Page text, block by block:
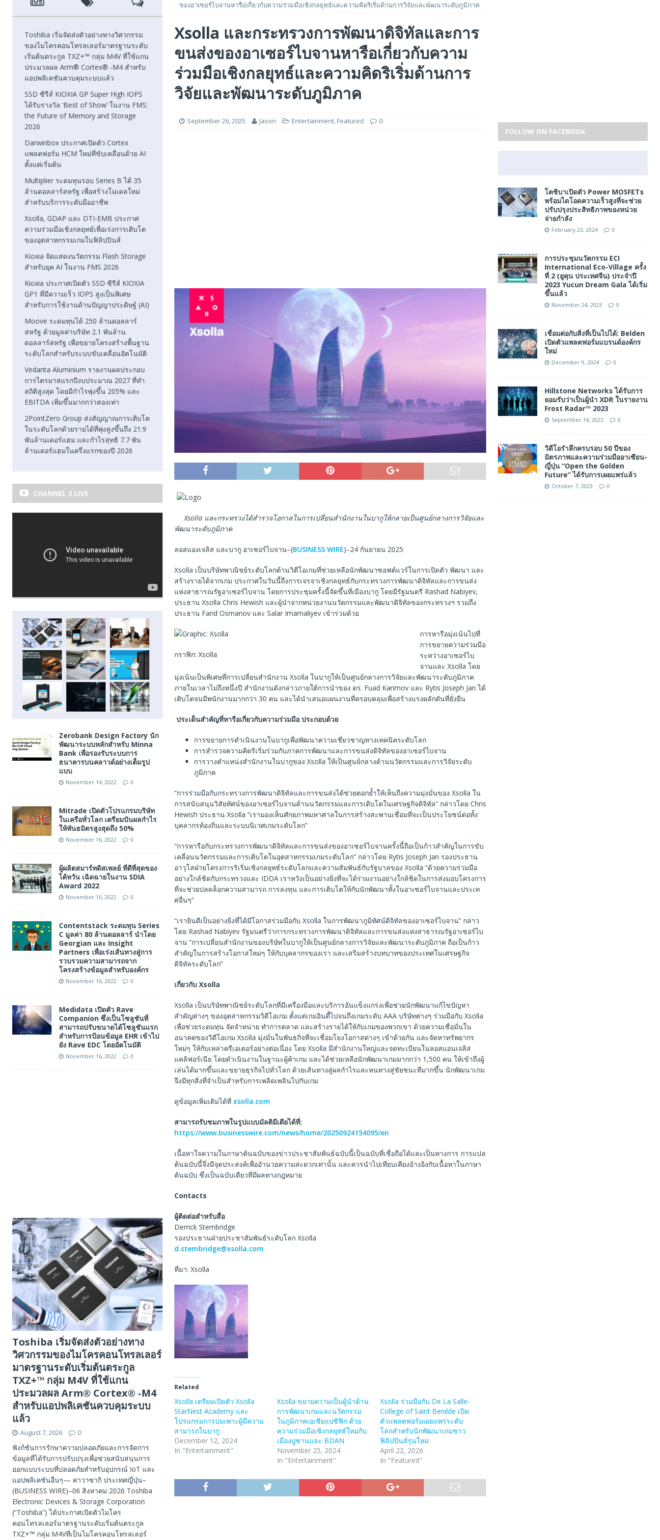
2026
FEATURED
[ August 6, 2026 ] Darwinbox ประกาศเปิดตัว Cortex แพลตฟอร์ม HCM ใหม่ที่ขับเคลื่อนด้วย AI ตั้งแต่เริ่มต้น
FEATURED
[ August 6, 2026 ] Multiplier ระดมทุนรอบ Series B ได้ 35 ล้านดอลลาร์สหรัฐ เพื่อสร้างโมเดลใหม่สำหรับบริการระดับมืออาชีพ
FEATURED
[ August 6, 2026 ]
Xsolla, GDAP และ DTI-EMB ประกาศความร่วมมือเชิงกลยุทธ์เพื่อเร่งการเติบโตของอุตสาหกรรมเกมในฟิลิปปินส์
FEATURED
ของอาเซอร์ไบจานหารือเกี่ยวกับความร่วมมือเชิงกลยุทธ์และความคิดริเริ่มด้านการวิจัยและพัฒนาระดับภูมิภาค
Xsolla และกระทรวงการพัฒนาดิจิทัลและการ
ขนส่งของอาเซอร์ไบจานหารือเกี่ยวกับความ
ร่วมมือเชิงกลยุทธ์และความคิดริเริ่มด้านการ
วิจัยและพัฒนาระดับภูมิภาค
September 26, 2025 Jason Entertainment, Featured 0
Xsolla และกระทรวงได้สำรวจโอกาสในการเปลี่ยนสำนักงานในบากูให้กลายเป็นศูนย์กลางการวิจัยและ
พัฒนาระดับภูมิภาค
ลอสแองเจลิส และบากู อาเซอร์ไบจาน–(BUSINESS WIRE)–24 กันยายน 2025
Xsolla เป็นบริษัทพาณิชย์ระดับโลกด้านวิดีโอเกมที่ช่วยเหลือนักพัฒนาซอฟต์แวร์ในการเปิดตัว พัฒนา และ
สร้างรายได้จากเกม ประกาศในวันนี้ถึงการเจรจาเชิงกลยุทธ์กับกระทรวงการพัฒนาดิจิทัลและการขนส่ง
แห่งสาธารณรัฐอาเซอร์ไบจาน โดยการประชุมครั้งนี้จัดขึ้นที่เมืองบากู โดยมีรัฐมนตรี Rashad Nabiyev,
ประธาน Xsolla Chris Hewish และผู้นำจากหน่วยงานนวัตกรรมและพัฒนาดิจิทัลของกระทรวงฯ รวมถึง
ประธาน Farid Osmanov และ Salar Imamaliyev เข้าร่วมด้วย
กราฟิก: Xsolla
การหารือมุ่งเน้นไปที่
การขยายความร่วมมือ
ระหว่างอาเซอร์ไบ
จานและ Xsolla โดย
มุ่งเน้นเป็นพิเศษที่การเปลี่ยนสำนักงาน Xsolla ในบากูให้เป็นศูนย์กลางการวิจัยและพัฒนาระดับภูมิภาค
ภายในเวลาไม่ถึงหนึ่งปี สำนักงานดังกล่าวภายใต้การนำของ ดร. Fuad Karimov และ Rytis Joseph Jan ได้
เติบโตจนมีพนักงานมากกว่า 30 คน และได้นำเสนอแผนงานที่ครอบคลุมเพื่อสร้างแรงผลักดันที่ยั่งยืน
ประเด็นสำคัญที่หารือเกี่ยวกับความร่วมมือ ประกอบด้วย
การขยายการดำเนินงานในบากูเพื่อพัฒนาความเชี่ยวชาญทางเทคนิคระดับโลก
การสำรวจความคิดริเริ่มร่วมกับภาคการพัฒนาและการขนส่งดิจิทัลของอาเซอร์ไบจาน
การวางตำแหน่งสำนักงานในบากูของ Xsolla ให้เป็นศูนย์กลางด้านนวัตกรรมและการวิจัยระดับ
ภูมิภาค
“การร่วมมือกับกระทรวงการพัฒนาดิจิทัลและการขนส่งได้ช่วยตอกย้ำให้เห็นถึงความมุ่งมั่นของ Xsolla ใน
การสนับสนุนวิสัยทัศน์ของอาเซอร์ไบจานด้านนวัตกรรมและการเติบโตในเศรษฐกิจดิจิทัล” กล่าวโดย Chris
Hewish ประธาน Xsolla “เรามองเห็นศักยภาพมหาศาลในการสร้างสะพานเชื่อมที่จะเป็นประโยชน์ต่อทั้ง
บุคลากรท้องถิ่นและระบบนิเวศเกมระดับโลก”
“การหารือกับกระทรวงการพัฒนาดิจิทัลและการขนส่งของอาเซอร์ไบจานครั้งนี้ถือเป็นก้าวสำคัญในการขับ
เคลื่อนนวัตกรรมและการเติบโตในอุตสาหกรรมเกมระดับโลก” กล่าวโดย Rytis Joseph Jan รองประธาน
อาวุโสฝ่ายโครงการริเริ่มเชิงกลยุทธ์ระดับโลกและความสัมพันธ์กับรัฐบาลของ Xsolla “ด้วยความร่วมมือ
อย่างใกล้ชิดกับกระทรวงและ IDDA เราหวังเป็นอย่างยิ่งที่จะได้ร่วมงานอย่างใกล้ชิดในการส่งมอบโครงการ
ที่จะช่วยปลดล็อกความสามารถ การลงทุน และการเติบโตให้กับนักพัฒนาทั้งในอาเซอร์ไบจานและประเท
ศอื่นๆ”
“เรายินดีเป็นอย่างยิ่งที่ได้มีโอกาสร่วมมือกับ Xsolla ในการพัฒนาภูมิทัศน์ดิจิทัลของอาเซอร์ไบจาน” กล่าว
โดย Rashad Nabiyev รัฐมนตรีว่าการกระทรวงการพัฒนาดิจิทัลและการขนส่งแห่งสาธารณรัฐอาเซอร์ไบ
จาน “การเปลี่ยนสำนักงานของบริษัทในบากูให้เป็นศูนย์กลางการวิจัยและพัฒนาระดับภูมิภาค ถือเป็นก้าว
สำคัญในการสร้างโอกาสใหม่ๆ ให้กับบุคลากรของเรา และเสริมสร้างบทบาทของประเทศในเศรษฐกิจ
ดิจิทัลระดับโลก”
เกี่ยวกับXsolla
Xsolla เป็นบริษัทพาณิชย์ระดับโลกที่มีเครื่องมือและบริการอันแข็งแกร่งเพื่อช่วยนักพัฒนาแก้ไขปัญหา
สำคัญต่างๆ ของอุตสาหกรรมวิดีโอเกม ตั้งแต่เกมอินดี้ไปจนถึงเกมระดับ AAA บริษัทต่างๆ ร่วมมือกับ Xsolla
เพื่อช่วยระดมทุน จัดจำหน่าย ทำการตลาด และสร้างรายได้ให้กับเกมของพวกเขา ด้วยความเชื่อมั่นใน
อนาคตของวิดีโอเกม Xsolla มุ่งมั่นในพันธกิจที่จะเชื่อมโยงโอกาสต่างๆ เข้าด้วยกัน และจัดหาทรัพยากร
ใหม่ๆ ให้กับเหล่าครีเอเตอร์อย่างต่อเนื่อง โดย Xsolla มีสำนักงานใหญ่และจดทะเบียนในลอสแอนเจลิส
แคลิฟอร์เนีย โดยดำเนินงานในฐานะผู้ค้าเกม และได้ช่วยเหลือนักพัฒนาเกมมากกว่า 1,500 คน ให้เข้าถึงผู้
เล่นได้มากขึ้นและขยายธุรกิจไปทั่วโลก ด้วยเส้นทางสู่ผลกำไรและหนทางสู่ชัยชนะที่มากขึ้น นักพัฒนาเกม
จึงมีทุกสิ่งที่จำเป็นสำหรับการเพลิดเพลินไปกับเกม
ดูข้อมูลเพิ่มเติมได้ที่ xsolla.com
สามารถรับชมภาพในรูปแบบมัลติมีเดียได้ที่:
https://www.businesswire.com/news/home/20250924154095/en
เนื้อหาใจความในภาษาต้นฉบับของข่าวประชาสัมพันธ์ฉบับนี้เป็นฉบับที่เชื่อถือได้และเป็นทางการ การแปล
ต้นฉบับนี้จึงมีจุดประสงค์เพื่ออำนวยความสะดวกเท่านั้น และควรนำไปเทียบเคียงอ้างอิงกับเนื้อหาในภาษา
ต้นฉบับ ซึ่งเป็นฉบับเดียวที่มีผลทางกฎหมาย
Contacts
ผู้ติดต่อสำหรับสื่อ
Derrick Stembridge
รองประธานฝ่ายประชาสัมพันธ์ระดับโลก Xsolla
d.stembridge@xsolla.com
ที่มา: Xsolla
Related
Xsolla เตรียมเปิดตัว Xsolla
StarNest Academy และ
โปรแกรมการบ่มเพาะผู้มีความ
สามารถในบากู
December 12, 2024
In "Entertainment"
Xsolla ขยายความเป็นผู้นําด้าน
การพัฒนาเกมและนวัตกรรม
ในภูมิภาคเอเชียแปซิฟิก ด้วย
ความร่วมมือเชิงกลยุทธ์ใหม่กับ
เมืองปูซานและ BDAN
November 25, 2024
In "Entertainment"
Xsolla ร่วมมือกับ De La Salle-
College of Saint Benilde เปิด
ตัวแพลตฟอร์มเผยแพร่ระดับ
โลกสำหรับนักพัฒนาเกมชาว
ฟิลิปปินส์รุ่นใหม่
April 22, 2026
In "Featured"
Toshiba เริ่มจัดส่งตัวอย่างทางวิศวกรรม
ของไมโครคอนโทรลเลอร์มาตรฐานระดับ
เริ่มต้นตระกูล TXZ+™ กลุ่ม M4V ที่ใช้แกน
ประมวลผล Arm® Cortex® ‑M4 สำหรับ
แอปพลิเคชันควบคุมระบบแล้ว
SSD ซีรีส์ KIOXIA GP Super High IOPS
ได้รับรางวัล ‘Best of Show’ ในงาน FMS:
the Future of Memory and Storage
2026
Darwinbox ประกาศเปิดตัว Cortex
แพลตฟอร์ม HCM ใหม่ที่ขับเคลื่อนด้วย AI
ตั้งแต่เริ่มต้น
Multiplier ระดมทุนรอบ Series B ได้ 35
ล้านดอลลาร์สหรัฐ เพื่อสร้างโมเดลใหม่
สำหรับบริการระดับมืออาชีพ
Xsolla, GDAP และ DTI-EMB ประกาศ
ความร่วมมือเชิงกลยุทธ์เพื่อเร่งการเติบโต
ของอุตสาหกรรมเกมในฟิลิปปินส์
Kioxia จัดแสดงนวัตกรรม Flash Storage
สำหรับยุค AI ในงาน FMS 2026
Kioxia ประกาศเปิดตัว SSD ซีรีส์ KIOXIA
GP1 ที่มีความเร็ว IOPS สูงเป็นพิเศษ
สำหรับการใช้งานด้านปัญญาประดิษฐ์ (AI)
Moove ระดมทุนได้ 250 ล้านดอลลาร์
สหรัฐ ด้วยมูลค่าบริษัท 2.1 พันล้าน
ดอลลาร์สหรัฐ เพื่อขยายโครงสร้างพื้นฐาน
ระดับโลกสำหรับระบบขับเคลื่อนอัตโนมัติ
Vedanta Aluminium รายงานผลประกอบ
การไตรมาสแรกปีงบประมาณ 2027 ที่ทำ
สถิติสูงสุด โดยมีกำไรพุ่งขึ้น 205% และ
EBITDA เพิ่มขึ้นมากกว่าสองเท่า
2PointZero Group ส่งสัญญาณการเติบโต
ในระดับโลกด้วยรายได้ที่พุ่งสูงขึ้นถึง 21.9
พันล้านเดอร์แฮม และกำไรสุทธิ 7.7 พัน
ล้านเดอร์แฮมในครึ่งแรกของปี 2026
CHANNEL 3 LIVE
Zerobank Design Factory นัก
พัฒนาระบบหลักสำหรับ Minna
Bank เพื่อรองรับระบบการ
ธนาคารบนคลาวด์อย่างเต็มรูป
แบบ
November 14, 2022 0
Mitrade เปิดตัวโปรแกรมบริษัท
ในเครือทั่วโลก เตรียมปันผลกำไร
ให้พันธมิตรสูงสุดถึง 50%
November 16, 2022 0
ผู้ผลิตสมาร์ทดิสเพลย์ ที่ดีที่สุดของ
ไต้หวัน เฉิดฉายในงาน SDIA
Award 2022
November 16, 2022 0
Contentstack ระดมทุน Series
C มูลค่า 80 ล้านดอลลาร์ นำโดย
Georgian และ Insight
Partners เพื่อเร่งเส้นทางสู่การ
รวบรวมความสามารถจาก
โครงสร้างข้อมูลสำหรับองค์กร
November 16, 2022 0
Medidata เปิดตัว Rave
Companion ซึ่งเป็นโซลูชันที่
สามารถปรับขนาดได้โซลูชันแรก
สำหรับการป้อนข้อมูล EHR เข้าไป
ยัง Rave EDC โดยอัตโนมัติ
November 16, 2022 0
Toshiba เริ่มจัดส่งตัวอย่างทาง
วิศวกรรมของไมโครคอนโทรลเลอร์
มาตรฐานระดับเริ่มต้นตระกูล
TXZ+™ กลุ่ม M4V ที่ใช้แกน
ประมวลผล Arm® Cortex® ‑M4
สำหรับแอปพลิเคชันควบคุมระบบ
แล้ว
August 7, 2026 0
ฟังก์ชันการรักษาความปลอดภัยและการจัดการ
ข้อมูลที่ได้รับการปรับปรุงเพื่อช่วยสนับสนุนการ
ออกแบบระบบที่ปลอดภัยสำหรับอุปกรณ์ IoT และ
แอปพลิเคชันอื่นๆ— คาวาซากิ ประเทศญี่ปุ่น–
(BUSINESS WIRE)–06 สิงหาคม 2026 Toshiba
Electronic Devices & Storage Corporation
(“Toshiba”) ได้ประกาศเปิดตัวไมโคร
คอนโทรลเลอร์มาตรฐานระดับเริ่มต้นตระกูล
TXZ+™ กลุ่ม M4Vที่เป็นไมโครคอนโทรลเลอร์
FOLLOW ON FACEBOOK
โตชิบาเปิดตัว Power MOSFETs
พร้อมไดโอดความเร็วสูงที่จะช่วย
ปรับปรุงประสิทธิภาพของหน่วย
จ่ายกำลัง
February 23, 2024 0
การประชุมนวัตกรรม ECI
International Eco-Village ครั้ง
ที่ 2 (ยูคุน ประเทศจีน) ประจำปี
2023 Yucun Dream Gala ได้เริ่ม
ขึ้นแล้ว
November 24, 2023 0
เชื่อมต่อกับสิ่งที่เป็นไปได้: Belden
เปิดตัวแพลตฟอร์มแบรนด์องค์กร
ใหม่
December 9, 2024 0
Hillstone Networks ได้รับการ
ยอมรับว่าเป็นผู้นำ XDR ในรายงาน
Frost Radar™ 2023
September 14, 2023 0
วิดีโอรำลึกครบรอบ 50 ปีของ
มิตรภาพและความร่วมมืออาเซียน-
ญี่ปุ่น “Open the Golden
Future” ได้รับการเผยแพร่แล้ว
October 7, 2023 0